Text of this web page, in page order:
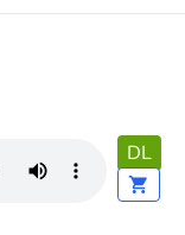
DL